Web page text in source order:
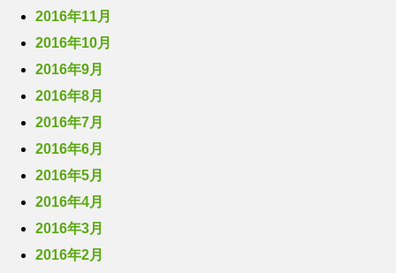
2016年11月
2016年10月
2016年9月
2016年8月
2016年7月
2016年6月
2016年5月
2016年4月
2016年3月
2016年2月